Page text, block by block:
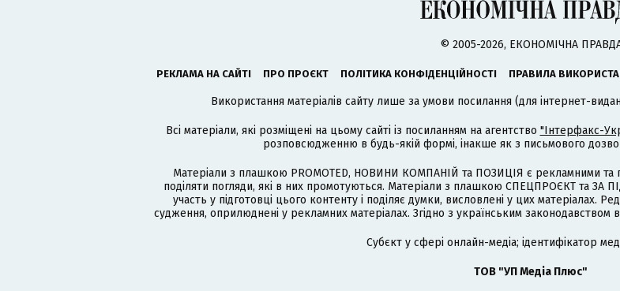
© 2005-2026, ЕКОНОМІЧНА
РЕКЛАМА НА САЙТІ ПРО ПРОЄКТ ПОЛІТИКА КОНФІДЕНЦІЙНОСТІ ПРАВИЛА
Використання матеріалів сайту лише за умови посилання (для інтернет-
Всі матеріали, які розміщені на цьому сайті із посиланням на агентство "Інтерфакс-
розповсюдженню в будь-якій формі, інакше як з письмового
Матеріали з плашкою PROMOTED, НОВИНИ КОМПАНІЙ та ПОЗИЦІЯ є рекламними та
поділяти погляди, які в них промотуються. Матеріали з плашкою СПЕЦПРОЄКТ та ЗА
участь у підготовці цього контенту і поділяє думки, висловлені у цих матеріалах.
судження, оприлюднені у рекламних матеріалах. Згідно з українським законодавством
Cубєкт у сфері онлайн-медіа; ідентифікатор
ТОВ "УП Медіа Плюс"